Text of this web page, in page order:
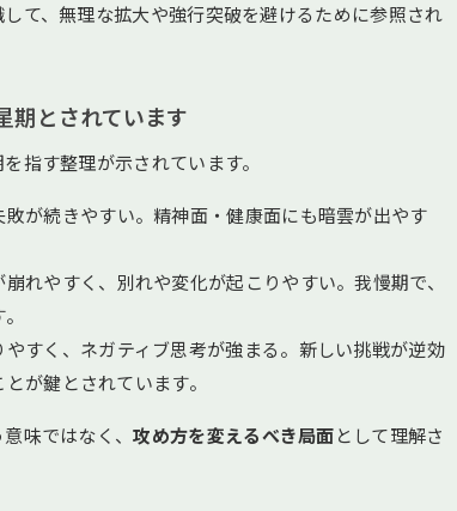
て、無理な拡大や強行突破を避けるために参照され
期とされています
指す整理が示されています。
が続きやすい。精神面・健康面にも暗雲が出やす
れやすく、別れや変化が起こりやすい。我慢期で、
すく、ネガティブ思考が強まる。新しい挑戦が逆効
が鍵とされています。
味ではなく、攻め方を変えるべき局面として理解さ